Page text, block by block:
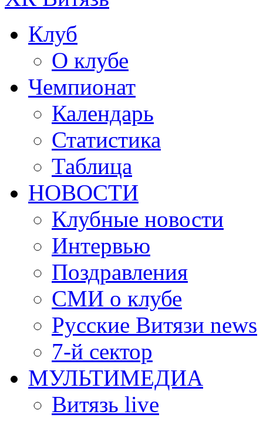
Клуб
О клубе
Чемпионат
Календарь
Статистика
Таблица
НОВОСТИ
Клубные новости
Интервью
Поздравления
СМИ о клубе
Русские Витязи news
7-й сектор
МУЛЬТИМЕДИА
Витязь live